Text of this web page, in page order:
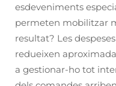
esdeveniments
permeten mobilitzar
resultat? Les
redueixen
a gestionar-ho tot